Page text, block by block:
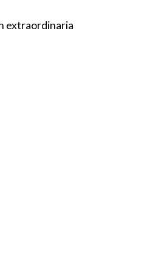
extraordinaria